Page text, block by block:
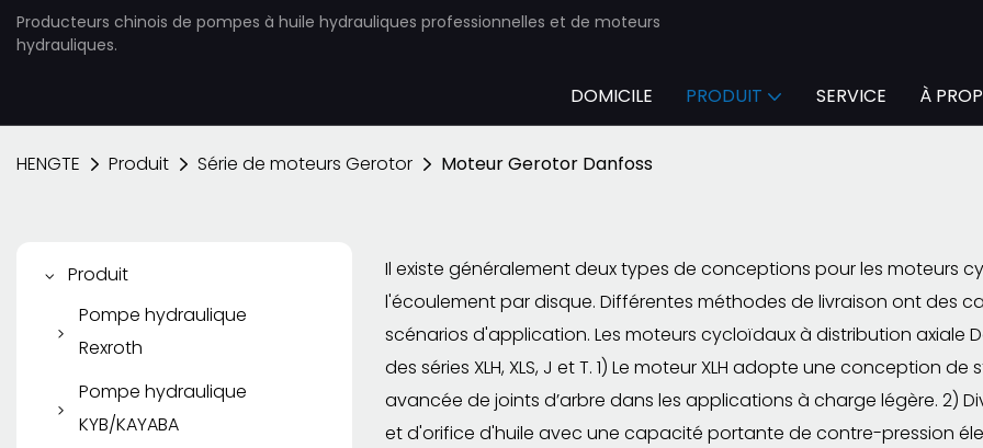
Producteurs chinois de pompes à huile hydrauliques professionnelles et de moteurs
hydrauliques.
DOMICILE PRODUIT SERVICE À
HENGTE Produit Série de moteurs Gerotor Moteur Gerotor Danfoss
Produit
Pompe hydraulique
Rexroth
Pompe à piston Rexroth
Pompe à palettes
Pompe hydraulique
KYB/KAYABA
Il existe généralement deux types de conceptions pour les moteurs
l'écoulement par disque. Différentes méthodes de livraison ont des
scénarios d'application. Les moteurs cycloïdaux à distribution axiale
des séries XLH, XLS, J et T. 1) Le moteur XLH adopte une
avancée de joints d’arbre dans les applications à charge légère. 2)
et d'orifice d'huile avec une capacité portante de contre-pression